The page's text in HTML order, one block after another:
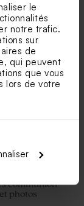
le
notre trafic.
sur
de
qui peuvent
que vous
lors de votre
original
florale
communion
photos